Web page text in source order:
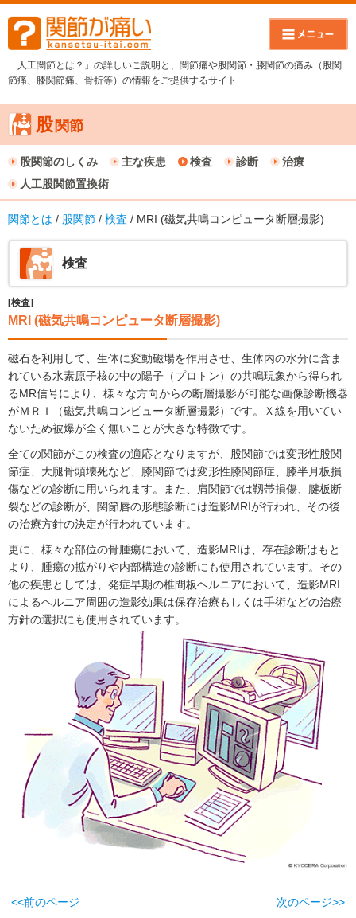
「人工関節とは？」の詳しいご説明と、関節痛や股関節・膝関節の痛み（股関
節痛、膝関節痛、骨折等）の情報をご提供するサイト
股 関節
股関節のしくみ 主な疾患 検査 診断
治療
人工股関節置換術
関節とは / 股関節 / 検査 / MRI (磁気共鳴コンピュータ断層撮影)
検査
[検査]
MRI (磁気共鳴コンピュータ断層撮影)
磁石を利用して、生体に変動磁場を作用させ、生体内の水分に含ま
れている水素原子核の中の陽子（プロトン）の共鳴現象から得られ
るMR信号により、様々な方向からの断層撮影が可能な画像診断機器
がＭＲＩ（磁気共鳴コンピュータ断層撮影）です。Ｘ線を用いてい
ないため被爆が全く無いことが大きな特徴です。
全ての関節がこの検査の適応となりますが、股関節では変形性股関
節症、大腿骨頭壊死など、膝関節では変形性膝関節症、膝半月板損
傷などの診断に用いられます。また、肩関節では靱帯損傷、腱板断
裂などの診断が、関節唇の形態診断には造影MRIが行われ、その後
の治療方針の決定が行われています。
更に、様々な部位の骨腫瘍において、造影MRIは、存在診断はもと
より、腫瘍の拡がりや内部構造の診断にも使用されています。その
他の疾患としては、発症早期の椎間板ヘルニアにおいて、造影MRI
によるヘルニア周囲の造影効果は保存治療もしくは手術などの治療
方針の選択にも使用されています。
<<前のページ 次のページ>>